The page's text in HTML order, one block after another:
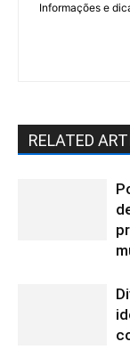
Informações e
RELATED